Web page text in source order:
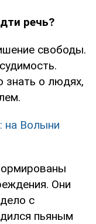
речь?
свободы.
знать о людях,
на Волыни
Они
с
пьяным